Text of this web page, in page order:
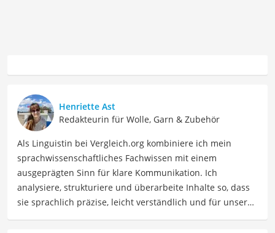
Henriette Ast
Redakteurin für Wolle, Garn & Zubehör
Als Linguistin bei Vergleich.org kombiniere ich mein
sprachwissenschaftliches Fachwissen mit einem
ausgeprägten Sinn für klare Kommunikation. Ich
analysiere, strukturiere und überarbeite Inhalte so, dass
sie sprachlich präzise, leicht verständlich und für unsere